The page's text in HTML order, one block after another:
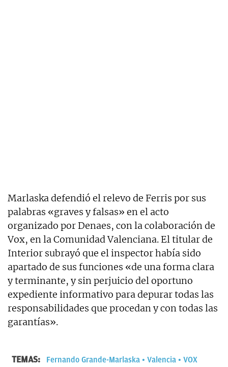
Marlaska defendió el relevo de Ferris por sus
palabras «graves y falsas» en el acto
organizado por Denaes, con la colaboración de
Vox, en la Comunidad Valenciana. El titular de
Interior subrayó que el inspector había sido
apartado de sus funciones «de una forma clara
y terminante, y sin perjuicio del oportuno
expediente informativo para depurar todas las
responsabilidades que procedan y con todas las
garantías».
TEMAS: Fernando Grande-Marlaska Valencia VOX